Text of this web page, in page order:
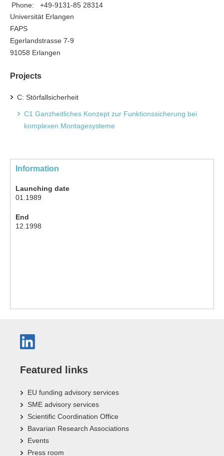
Phone:
+49-9131-85 28314
Universität Erlangen
FAPS
Egerlandstrasse 7-9
91058 Erlangen
Projects
C: Störfallsicherheit
C1 Ganzheitliches Konzept zur Funktionssicherung bei
komplexen Montagesysteme
Information
Launching date
01.1989
End
12.1998
Featured links
EU funding advisory services
SME advisory services
Scientific Coordination Office
Bavarian Research Associations
Events
Press room